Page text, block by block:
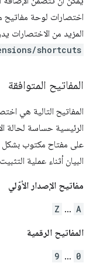
اختصارات لوحة
المزيد من الاختصارات
shortcuts
المفاتيح المتوافقة
المفاتيح التالية هي
الرئيسية حساسة
على مفتاح مكتوب
البيان أثناء عملية
مفاتيح الإصدار الأوّلي
A
…
Z
المفاتيح الرقمية
0
…
9